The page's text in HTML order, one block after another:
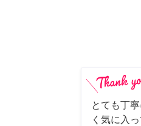
とても丁
く気に入